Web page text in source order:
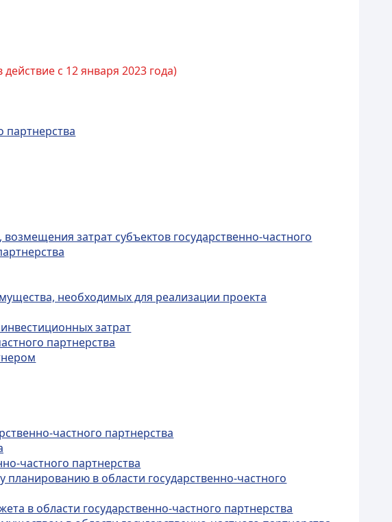
с 12 января 2023 года)
партнерства
затрат субъектов государственно-частного
необходимых для реализации проекта
затрат
партнерства
частного партнерства
частного партнерства
в области государственно-частного
в области государственно-частного партнерства